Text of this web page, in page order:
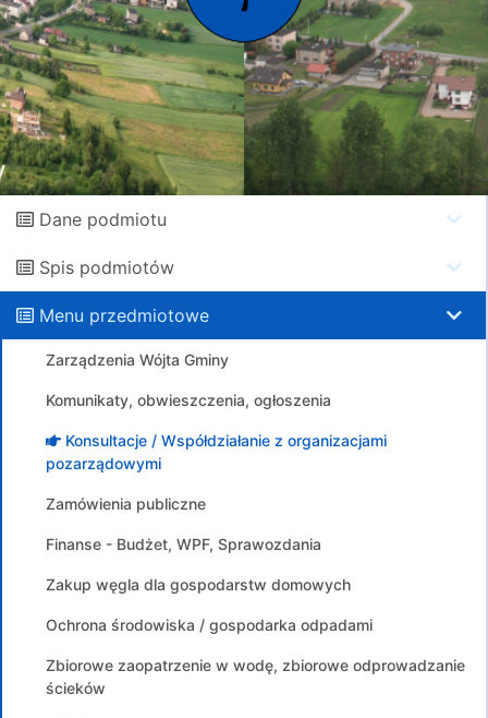
Dane podmiotu
Spis podmiotów
Menu przedmiotowe
Zarządzenia Wójta Gminy
Komunikaty, obwieszczenia, ogłoszenia
Konsultacje / Współdziałanie z organizacjami
pozarządowymi
Zamówienia publiczne
Finanse - Budżet, WPF, Sprawozdania
Zakup węgla dla gospodarstw domowych
Ochrona środowiska / gospodarka odpadami
Zbiorowe zaopatrzenie w wodę, zbiorowe odprowadzanie
ścieków